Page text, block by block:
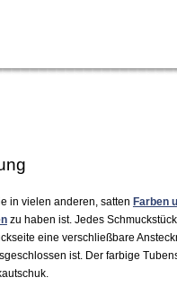
in vielen anderen, satten Farben
zu haben ist. Jedes
eine verschließbare
ist. Der farbige